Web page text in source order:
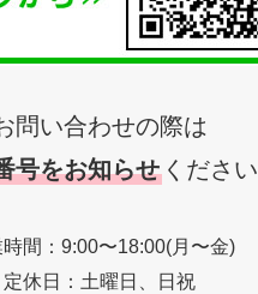
問い合わせの際は
号をお知らせ ください
間：9:00〜18:00(月〜金)
定休日：土曜日、日祝